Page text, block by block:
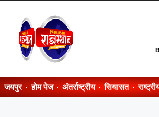
जयपुर होम पेज अंतर्राष्ट्रीय सियासत